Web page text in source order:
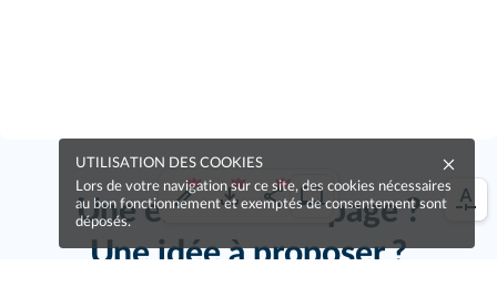
Une erreur sur la page ?
Une idée à proposer ?
UTILISATION DES COOKIES
Lors de votre navigation sur ce site, des cookies nécessaires
au bon fonctionnement et exemptés de consentement sont
déposés.